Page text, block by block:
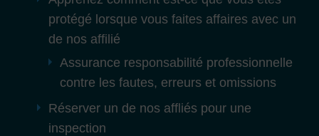
protégé lorsque vous faites affaires avec un
de nos affilié
Assurance responsabilité professionnelle
contre les fautes, erreurs et omissions
Réserver un de nos affliés pour une
inspection